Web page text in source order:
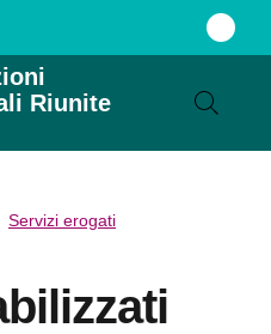
Riunite
Servizi erogati